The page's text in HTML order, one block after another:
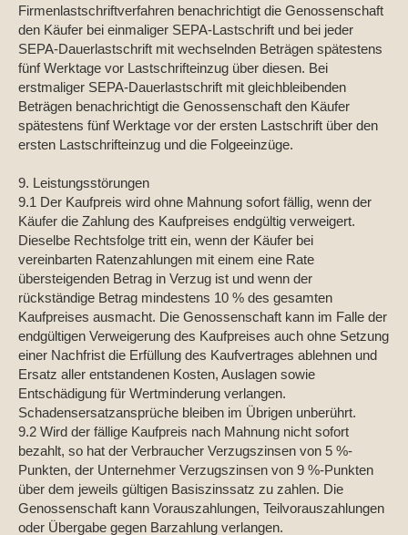
Firmenlastschriftverfahren benachrichtigt die Genossenschaft
den Käufer bei einmaliger SEPA-Lastschrift und bei jeder
SEPA-Dauerlastschrift mit wechselnden Beträgen spätestens
fünf Werktage vor Lastschrifteinzug über diesen. Bei
erstmaliger SEPA-Dauerlastschrift mit gleichbleibenden
Beträgen benachrichtigt die Genossenschaft den Käufer
spätestens fünf Werktage vor der ersten Lastschrift über den
ersten Lastschrifteinzug und die Folgeeinzüge.
9. Leistungsstörungen
9.1 Der Kaufpreis wird ohne Mahnung sofort fällig, wenn der
Käufer die Zahlung des Kaufpreises endgültig verweigert.
Dieselbe Rechtsfolge tritt ein, wenn der Käufer bei
vereinbarten Ratenzahlungen mit einem eine Rate
übersteigenden Betrag in Verzug ist und wenn der
rückständige Betrag mindestens 10 % des gesamten
Kaufpreises ausmacht. Die Genossenschaft kann im Falle der
endgültigen Verweigerung des Kaufpreises auch ohne Setzung
einer Nachfrist die Erfüllung des Kaufvertrages ablehnen und
Ersatz aller entstandenen Kosten, Auslagen sowie
Entschädigung für Wertminderung verlangen.
Schadensersatzansprüche bleiben im Übrigen unberührt.
9.2 Wird der fällige Kaufpreis nach Mahnung nicht sofort
bezahlt, so hat der Verbraucher Verzugszinsen von 5 %-
Punkten, der Unternehmer Verzugszinsen von 9 %-Punkten
über dem jeweils gültigen Basiszinssatz zu zahlen. Die
Genossenschaft kann Vorauszahlungen, Teilvorauszahlungen
oder Übergabe gegen Barzahlung verlangen.